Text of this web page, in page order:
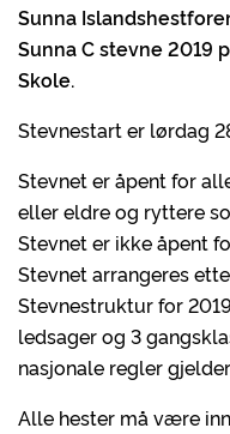
Sunna
Sunna C stevne 2019
Skole.
Stevnestart er lørdag
Stevnet er åpent for
eller eldre og ryttere
Stevnet er ikke åpent
Stevnet arrangeres
Stevnestruktur for
ledsager og 3
nasjonale regler
Alle hester må være